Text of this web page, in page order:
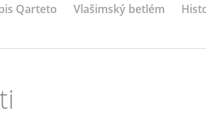
Qarteto Vlašimský betlém